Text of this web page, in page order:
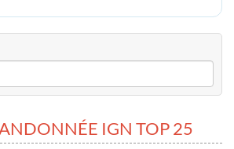
IGN TOP 25